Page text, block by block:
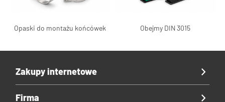
Opaski do montażu końcówek Obejmy DIN 3015
Zakupy internetowe
Firma